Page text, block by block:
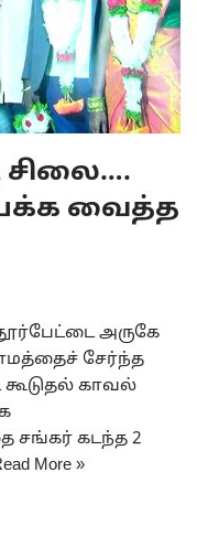
சிலை….
வைத்த
அருகே
சேர்ந்த
கூடுதல் காவல்
சங்கர் கடந்த 2
More »